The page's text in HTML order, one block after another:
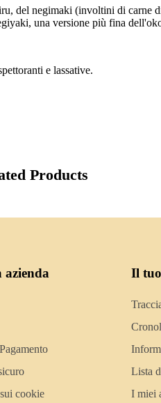
del negimaki (involtini di carne
una versione più fina
e lassative.
Products
azienda
cookie
Il
Lista
I miei